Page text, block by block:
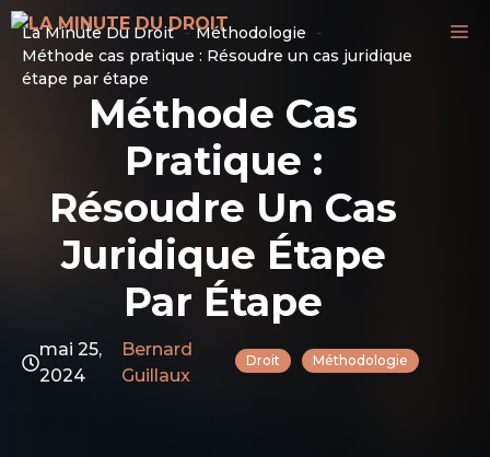
Aller
au
contenu
La Minute Du Droit
Méthodologie
Méthode cas pratique : Résoudre un cas juridique
étape par étape
Méthode Cas
Pratique :
Résoudre Un Cas
Juridique Étape
Par Étape
mai 25,
2024
Bernard
Guillaux
Droit Méthodologie